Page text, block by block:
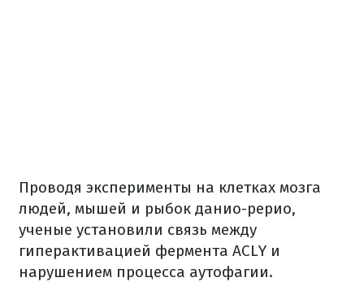
Проводя эксперименты на клетках мозга
людей, мышей и рыбок данио-рерио,
ученые установили связь между
гиперактивацией фермента ACLY и
нарушением процесса аутофагии.